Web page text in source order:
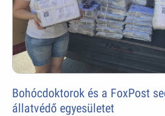
Bohócdoktorok és a FoxPost
állatvédő egyesületet